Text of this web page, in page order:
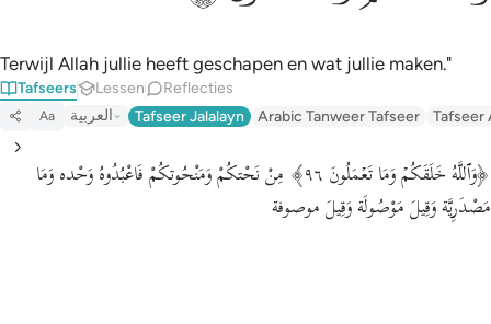
Terwijl Allah jullie heeft geschapen en wat jullie maken."
Tafseers Lessen Reflecties
Aa العربية Tafseer Jalalayn Arabic Tanweer Tafseer Tafseer
﴿وَٱللَّهُ خَلَقَكُمۡ وَمَا تَعۡمَلُونَ ٩٦﴾ مِنْ نَحْتكُمْ وَمَنْحُوتكُمْ فَاعْبُدُوهُ وَحْده وَمَا
مَصْدَرِيَّة وَقِيلَ مَوْصُولَة وَقِيلَ موصوفة